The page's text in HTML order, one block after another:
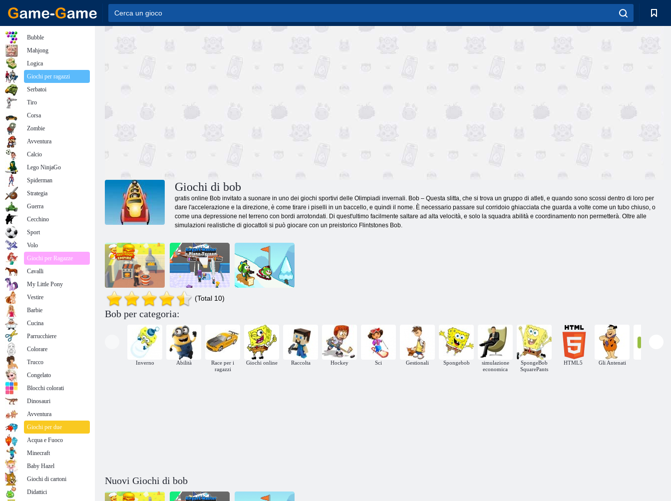
Giochi di bob
gratis online Bob invitato a suonare in uno dei giochi sportivi delle Olimpiadi invernali. Bob – Questa slitta, che si trova un gruppo di atleti, e quando sono scossi dentro di loro per
dare l'accelerazione e la direzione, è come tirare i piselli in un baccello, e quindi il nome. È necessario passare sul corridoio ghiacciata che guarda a volte come un tubo chiuso, o
come una depressione nel terreno con bordi arrotondati. Di quest'ultimo facilmente saltare ad alta velocità, e solo la squadra abilità e coordinamento non permetterà. Oltre alle
simulazioni realistiche di giocattoli si può giocare con un preistorico Flintstones Bob.
Impero di fast
Padrone
the Chill
(Total 10)
Bob per categoria:
Inverno Abilità
Race per i
ragazzi
Giochi online Raccolta Hockey Sci Gestionali Spongebob
simulazione
economica
SpongeBob
SquarePants
HTML5 Gli Antenati
Nuovi Giochi di bob
Bubble
Mahjong
Logica
Giochi per ragazzi
Serbatoi
Tiro
Corsa
Zombie
Avventura
Calcio
Lego NinjaGo
Spiderman
Strategia
Guerra
Cecchino
Sport
Volo
Giochi per Ragazze
Cavalli
My Little Pony
Vestire
Barbie
Cucina
Parrucchiere
Colorare
Trucco
Congelato
Blocchi colorati
Dinosauri
Avventura
Giochi per due
Acqua e Fuoco
Minecraft
Baby Hazel
Giochi di cartoni
Didattici